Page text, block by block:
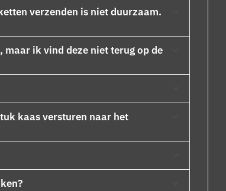
verzenden is niet duurzaam.
ik vind deze niet terug op de
kaas versturen naar het